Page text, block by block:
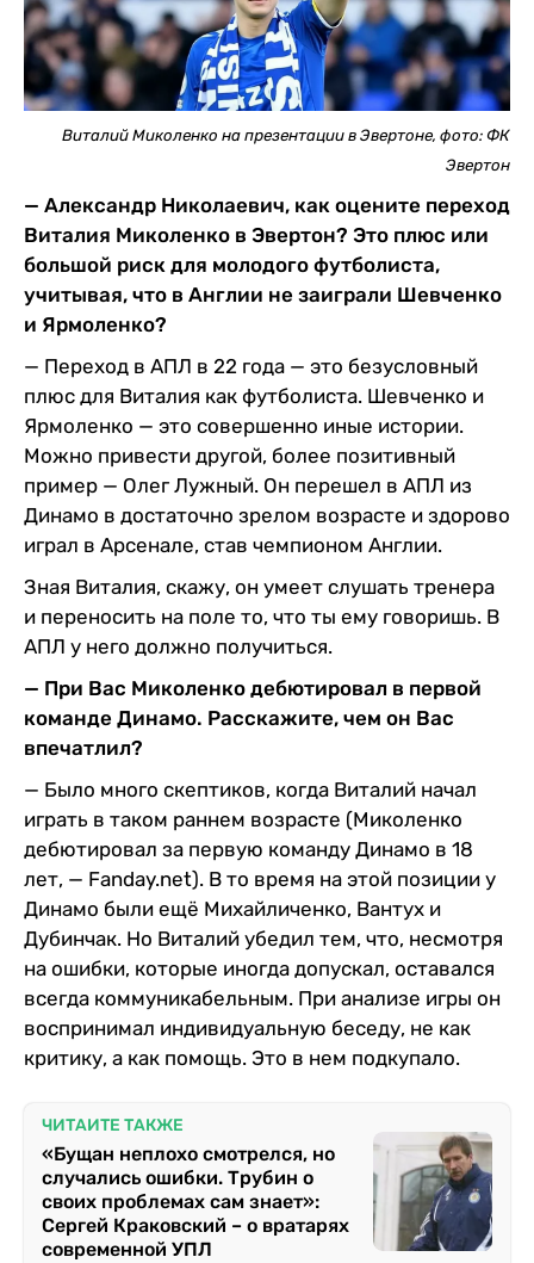
Виталий Миколенко на презентации в Эвертоне, фото: ФК
Эвертон
— Александр Николаевич, как оцените переход
Виталия Миколенко в Эвертон? Это плюс или
большой риск для молодого футболиста,
учитывая, что в Англии не заиграли Шевченко
и Ярмоленко?
— Переход в АПЛ в 22 года — это безусловный
плюс для Виталия как футболиста. Шевченко и
Ярмоленко — это совершенно иные истории.
Можно привести другой, более позитивный
пример — Олег Лужный. Он перешел в АПЛ из
Динамо в достаточно зрелом возрасте и здорово
играл в Арсенале, став чемпионом Англии.
Зная Виталия, скажу, он умеет слушать тренера
и переносить на поле то, что ты ему говоришь. В
АПЛ у него должно получиться.
— При Вас Миколенко дебютировал в первой
команде Динамо. Расскажите, чем он Вас
впечатлил?
— Было много скептиков, когда Виталий начал
играть в таком раннем возрасте (Миколенко
дебютировал за первую команду Динамо в 18
лет, — Fanday.net). В то время на этой позиции у
Динамо были ещё Михайличенко, Вантух и
Дубинчак. Но Виталий убедил тем, что, несмотря
на ошибки, которые иногда допускал, оставался
всегда коммуникабельным. При анализе игры он
воспринимал индивидуальную беседу, не как
критику, а как помощь. Это в нем подкупало.
ЧИТАЙТЕ ТАКЖЕ
«Бущан неплохо смотрелся, но
случались ошибки. Трубин о
своих проблемах сам знает»:
Сергей Краковский – о вратарях
современной УПЛ